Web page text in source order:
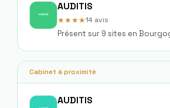
AUDITIS
★★★★14 avis
Présent sur 9 sites en
Cabinet à proximité
AUDITIS